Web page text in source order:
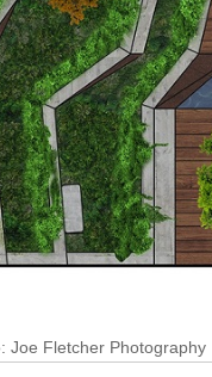
Joe Fletcher Photography